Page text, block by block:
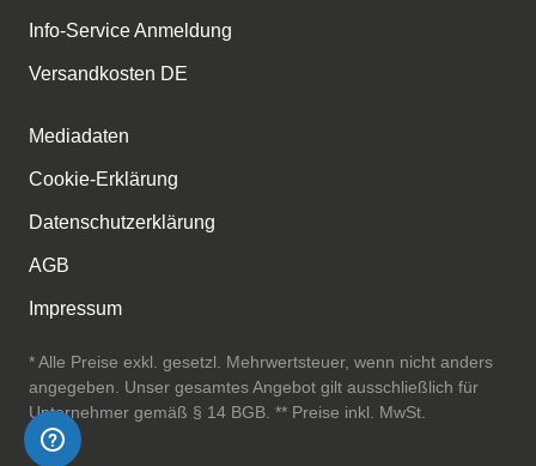
Info-Service Anmeldung
Versandkosten DE
Mediadaten
Cookie-Erklärung
Datenschutzerklärung
AGB
Impressum
* Alle Preise exkl. gesetzl. Mehrwertsteuer, wenn nicht anders
angegeben. Unser gesamtes Angebot gilt ausschließlich für
Unternehmer gemäß § 14 BGB. ** Preise inkl. MwSt.